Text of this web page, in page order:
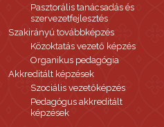
Pasztorális tanácsadás és
szervezetfejlesztés
Szakirányú továbbképzés
Közoktatás vezető képzés
Organikus pedagógia
Akkreditált képzések
Szociális vezetőképzés
Pedagógus akkreditált
képzések